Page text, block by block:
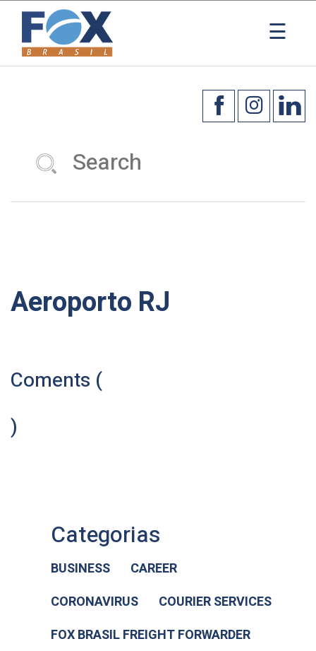
☰×
Aeroporto RJ
Coments (
)
Categorias
BUSINESS
CAREER
CORONAVIRUS
COURIER SERVICES
FOX BRASIL FREIGHT FORWARDER